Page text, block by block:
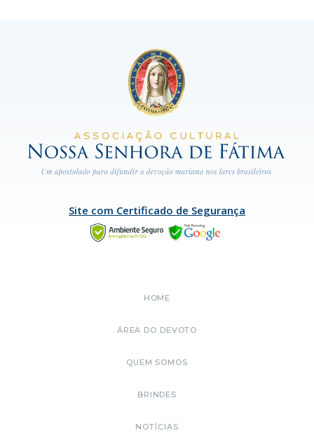
Site com Certificado de Segurança
HOME
ÁREA DO DEVOTO
QUEM SOMOS
BRINDES
NOTÍCIAS